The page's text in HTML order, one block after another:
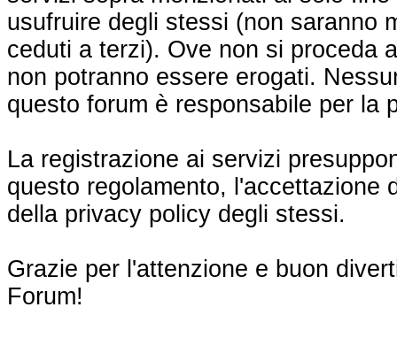
usufruire degli stessi (non saranno
ceduti a terzi). Ove non si proceda
non potranno essere erogati.
questo forum è responsabile per la
La registrazione ai servizi
questo regolamento, l'accettazione
della privacy policy degli stessi.
Grazie per l'attenzione e buon
Forum!